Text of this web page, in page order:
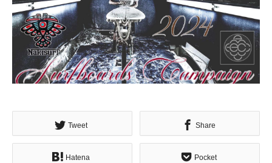
Tweet Share
Hatena Pocket